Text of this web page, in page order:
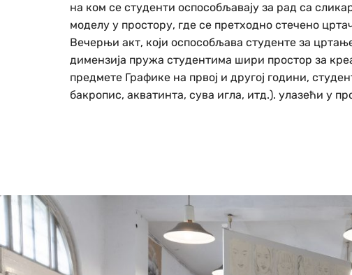
на ком се студенти оспособљавају за рад са
моделу у простору, где се претходно стечено
Вечерњи акт, који оспособљава студенте за
димензија пружа студентима шири простор за
предмете Графике на првој и другој години,
бакропис, акватинта, сува игла, итд.). улазећи у